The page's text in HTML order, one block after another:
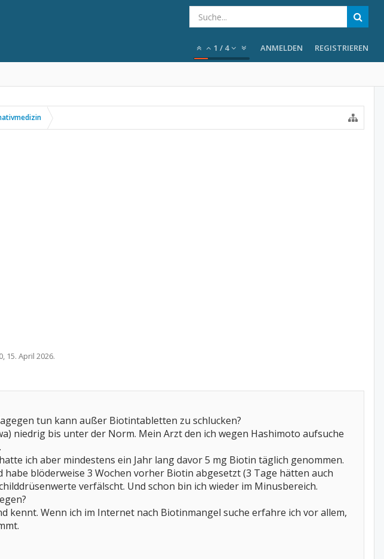
1 / 4 ANMELDEN REGISTRIEREN
, 15. April 2026.
tun kann außer Biotintabletten zu schlucken?
niedrig bis unter der Norm. Mein Arzt den ich wegen Hashimoto aufsuche
ich aber mindestens ein Jahr lang davor 5 mg Biotin täglich genommen.
blöderweise 3 Wochen vorher Biotin abgesetzt (3 Tage hätten auch
verfälscht. Und schon bin ich wieder im Minusbereich.
kennt. Wenn ich im Internet nach Biotinmangel suche erfahre ich vor allem,